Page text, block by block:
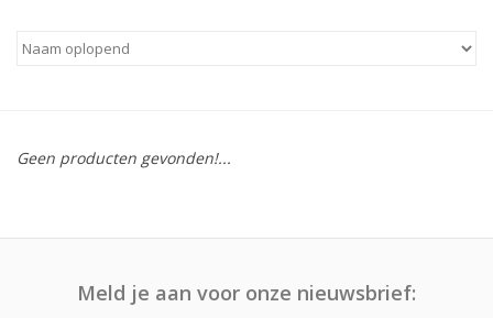
Kantoor & Medisch
Contact
Geen producten gevonden!...
Meld je aan voor onze nieuwsbrief: